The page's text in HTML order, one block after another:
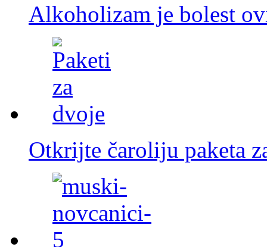
Alkoholizam je bolest
Otkrijte čaroliju paketa